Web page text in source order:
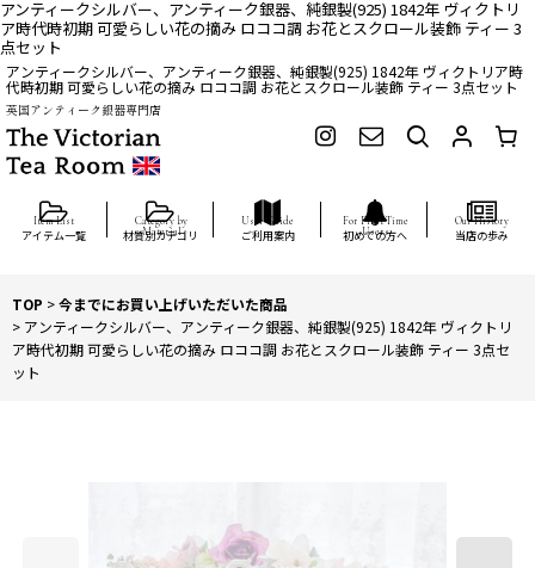
アンティークシルバー、アンティーク銀器、純銀製(925) 1842年 ヴィクトリ
ア時代時初期 可愛らしい花の摘み ロココ調 お花とスクロール装飾 ティー 3
点セット
アンティークシルバー、アンティーク銀器、純銀製(925) 1842年 ヴィクトリア時
代時初期 可愛らしい花の摘み ロココ調 お花とスクロール装飾 ティー 3点セット
英国アンティーク銀器専門店
アイテム一覧 材質別カテゴリ ご利用案内 初めての方へ 当店の歩み
TOP >今までにお買い上げいただいた商品
> アンティークシルバー、アンティーク銀器、純銀製(925) 1842年 ヴィクトリ
ア時代初期 可愛らしい花の摘み ロココ調 お花とスクロール装飾 ティー 3点セ
ット